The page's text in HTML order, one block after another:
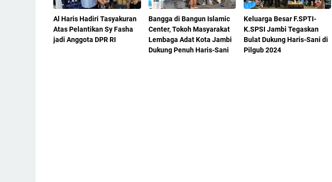
Al Haris Hadiri Tasyakuran
Atas Pelantikan Sy Fasha
jadi Anggota DPR RI
Bangga di Bangun Islamic
Center, Tokoh Masyarakat
Lembaga Adat Kota Jambi
Dukung Penuh Haris-Sani
Keluarga Besar F.SPTI-
K.SPSI Jambi Tegaskan
Bulat Dukung Haris-Sani di
Pilgub 2024